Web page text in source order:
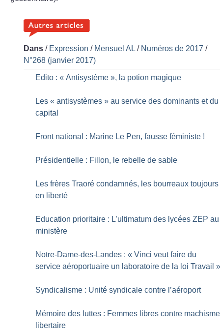
Dans / Expression / Mensuel AL/ Numéros de 2017 /
N°268 (janvier 2017)
Edito : « Antisystème », la potion magique
Les « antisystèmes » au service des dominants et du
capital
Front national : Marine Le Pen, fausse féministe !
Présidentielle : Fillon, le rebelle de sable
Les frères Traoré condamnés, les bourreaux toujours
en liberté
Education prioritaire : L’ultimatum des lycées ZEP au
ministère
Notre-Dame-des-Landes : « Vinci veut faire du
service aéroportuaire un laboratoire de la loi Travail
Syndicalisme : Unité syndicale contre l’aéroport
Mémoire des luttes : Femmes libres contre machisme
libertaire